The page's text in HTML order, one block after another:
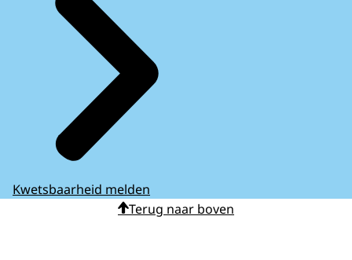
Kwetsbaarheid melden
Terug naar boven